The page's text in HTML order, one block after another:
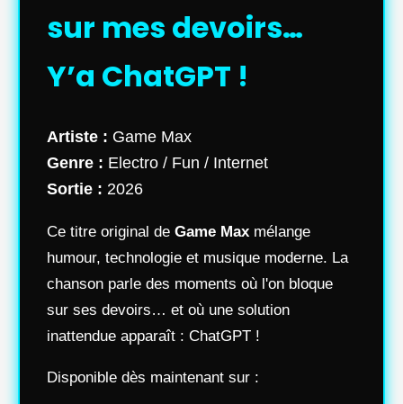
sur mes devoirs…
Y’a ChatGPT !
Artiste : Game Max
Genre : Electro / Fun / Internet
Sortie : 2026
Ce titre original de Game Max mélange
humour, technologie et musique moderne. La
chanson parle des moments où l'on bloque
sur ses devoirs… et où une solution
inattendue apparaît : ChatGPT !
Disponible dès maintenant sur :